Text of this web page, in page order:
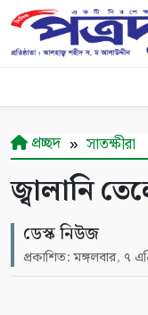
প্রচ্ছদ সাতক্ষীরা
জ্বালানি
ডেস্ক নিউজ
প্রকাশিত: মঙ্গলবার, ৭